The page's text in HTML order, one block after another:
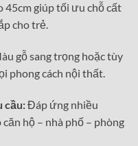
45cm giúp tối ưu chỗ cất
cho trẻ.
gỗ sang trọng hoặc tùy
phong cách nội thất.
cầu:Đáp ứng nhiều
hộ – nhà phố – phòng